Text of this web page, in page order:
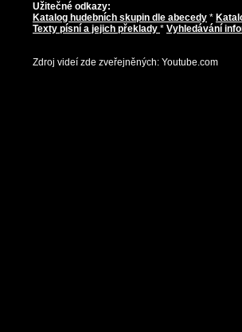
Užitečné odkazy:
Katalog hudebních skupin dle abecedy *
Texty písní a jejich překlady * Vyhledávání
Zdroj videí zde zveřejněných: Youtube.com